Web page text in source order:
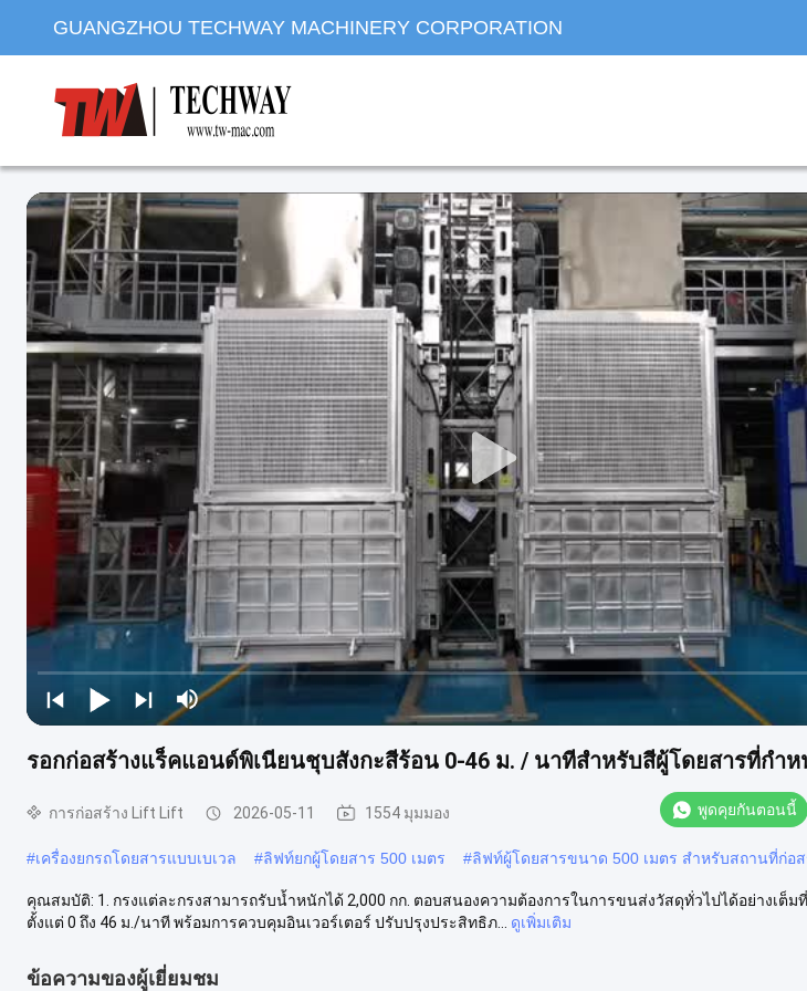
GUANGZHOU TECHWAY MACHINERY CORPORATION
รอกก่อสร้างแร็คแอนด์พิเนียนชุบสังกะสีร้อน 0-46 ม. / นาทีสำหรับสีผู้โดยสารที่กำห
การก่อสร้าง Lift Lift 2026-05-11 1554 มุมมอง พูดคุยกันตอนนี้
#เครื่องยกรถโดยสารแบบเบเวล #ลิฟท์ยกผู้โดยสาร 500 เมตร #ลิฟท์ผู้โดยสารขนาด 500 เมตร สําหรับสถานที่ก่อส
คุณสมบัติ: 1. กรงแต่ละกรงสามารถรับน้ำหนักได้ 2,000 กก. ตอบสนองความต้องการในการขนส่งวัสดุทั่วไปได้อย่างเต็ม
ตั้งแต่ 0 ถึง 46 ม./นาที พร้อมการควบคุมอินเวอร์เตอร์ ปรับปรุงประสิทธิภ...
ดูเพิ่มเติม
ข้อความของผู้เยี่ยมชม